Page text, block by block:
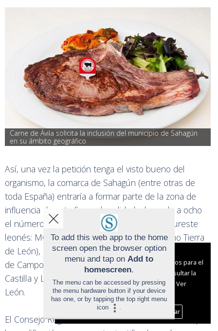
Carne de Ávila solicita la inclusión del municipio de Sahagún
en su ámbito geográfico
Así, una vez la petición tenga el visto bueno del
organismo, la comarca de Sahagún (entre otras de
toda España) entraría a formar parte de la zona de
influencia de esta figura de calidad, elevando a ocho
el número de marchamos presentes en el sureste
leonés: MG Fabiola de Palencia, DO León (vino Tierra
de León), MG Cecina de León, IGP Lenteja de Tierra
de Campos, MG Puerro de Sahagún, IGP Lechazo de
Castilla y León y Productos Ecológicos de Castilla y
León.
El Consejo Regulador de Carne de Ávila entiende que
Aviso sobre el Uso de cookies:
Utilizamos cookies nuestras y de terceros para el
funcionamiento del digital. Puedes consultar la
lista de cookies y como desconectarlas.
Ver
nuestra Política de Privacidad y Cookies
Aceptar Cookies
Personalizar
To add this web app to the home
screen open the browser option
menu and tap on Add to
homescreen.
The menu can be accessed by pressing
the menu hardware button if your device
has one, or by tapping the top right menu
icon
.